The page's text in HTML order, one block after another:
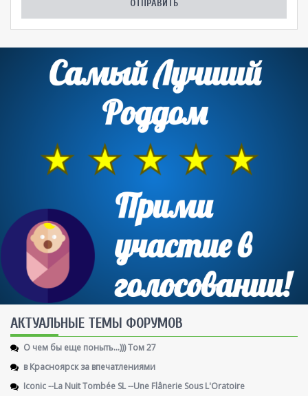
AКТУАЛЬНЫЕ ТЕМЫ ФОРУМОВ
О чем бы еще поныть...))) Том 27
в Красноярск за впечатлениями
Iconic --La Nuit Tombée SL --Une Flânerie Sous L'Oratoire